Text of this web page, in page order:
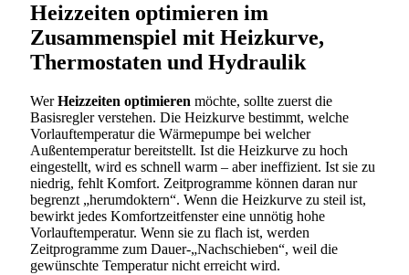
Heizzeiten optimieren im
Zusammenspiel mit Heizkurve,
Thermostaten und Hydraulik
WerHeizzeiten optimieren möchte, sollte zuerst die
Basisregler verstehen. Die Heizkurve bestimmt, welche
Vorlauftemperatur die Wärmepumpe bei welcher
Außentemperatur bereitstellt. Ist die Heizkurve zu hoch
eingestellt, wird es schnell warm – aber ineffizient. Ist sie zu
niedrig, fehlt Komfort. Zeitprogramme können daran nur
begrenzt „herumdoktern“. Wenn die Heizkurve zu steil ist,
bewirkt jedes Komfortzeitfenster eine unnötig hohe
Vorlauftemperatur. Wenn sie zu flach ist, werden
Zeitprogramme zum Dauer-„Nachschieben“, weil die
gewünschte Temperatur nicht erreicht wird.